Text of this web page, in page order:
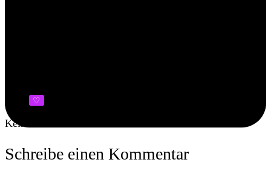
♡
Keine aktuellen Termine
Schreibe einen Kommentar